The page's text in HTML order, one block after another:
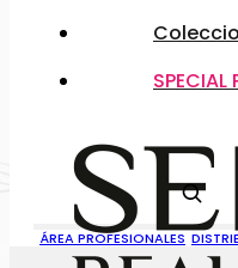
SPECIAL
ÁREA PROFESIONALES